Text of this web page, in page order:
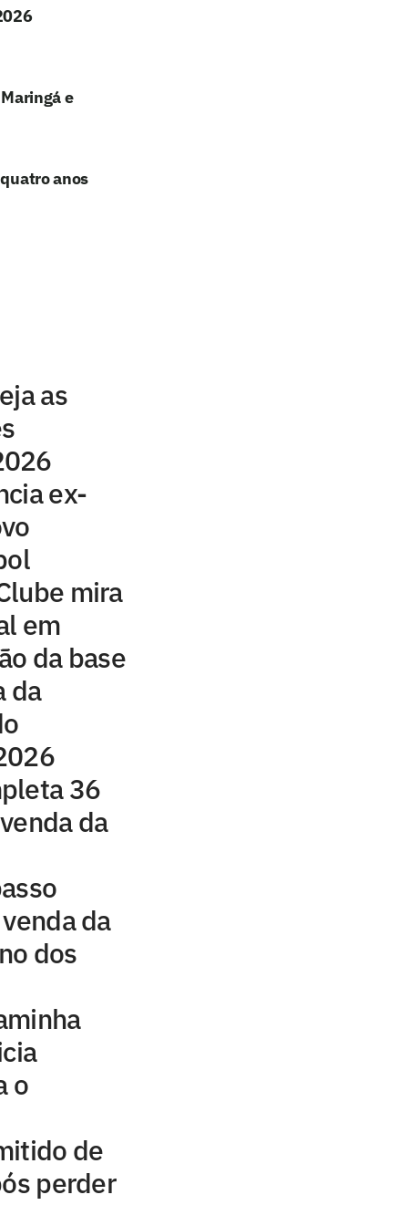
e
anos
as
ex-
mira
em
da base
da
36
da
da
dos
o
de
perder